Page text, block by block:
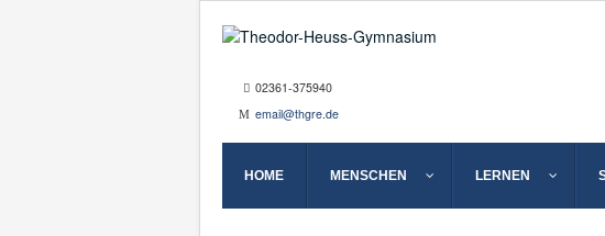
02361-375940
email@thgre.de
HOME MENSCHEN LERNEN